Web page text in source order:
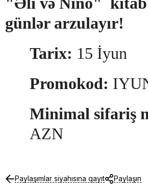
günlər arzulayır!
Tarix: 15 İyun
Promokod:
Minimal sifariş
AZN
Paylaşımlar siyahısına qayıt Paylaşın